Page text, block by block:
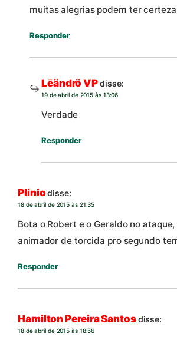
muitas alegrias podem ter
Responder
Lēändrö VPdisse:
19 de abril de 2015 às 13:06
Verdade
Responder
Plíniodisse:
18 de abril de 2015 às 21:35
Bota o Robert e o Geraldo no
animador de torcida pro segundo
Responder
Hamilton Pereira Santosdisse:
18 de abril de 2015 às 18:56